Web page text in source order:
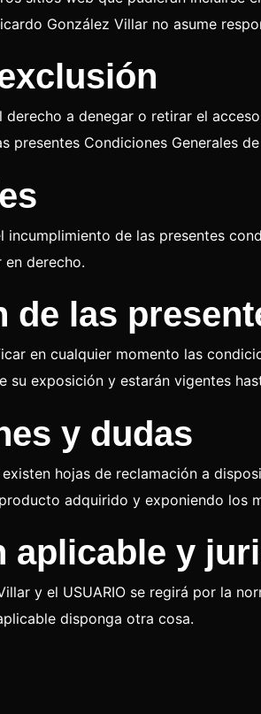
González Villar no asume
derecho a denegar o retirar el
presentes Condiciones Generales
incumplimiento de las presentes
en derecho.
de las
en cualquier momento las
su exposición y estarán vigentes
y dudas
hojas de reclamación a
adquirido y exponiendo los
aplicable y
y el USUARIO se regirá por la
disponga otra cosa.